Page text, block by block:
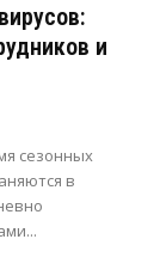
и
сезонных
в